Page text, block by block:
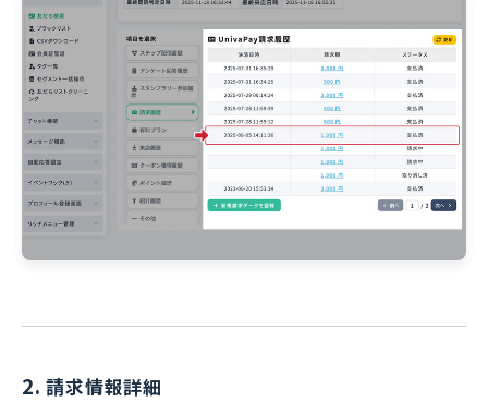
2. 請求情報詳細